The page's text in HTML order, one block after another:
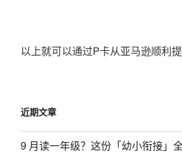
以上就可以通过P卡从亚马逊顺利
近期文章
9 月读一年级？这份「幼小衔接」